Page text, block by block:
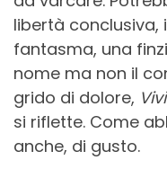
libertà conclusiva,
fantasma, una
nome ma non il
grido di dolore,
si riflette. Come
anche, di gusto.